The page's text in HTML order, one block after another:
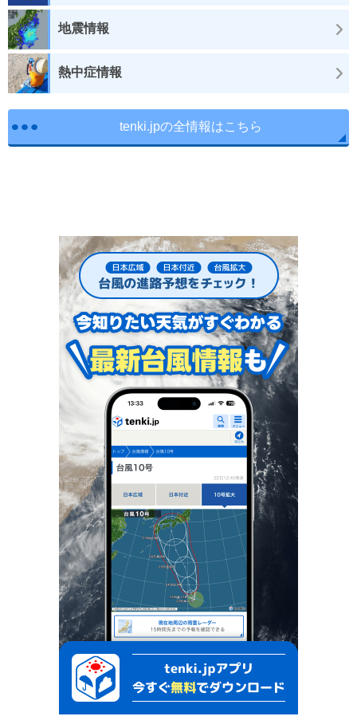
地震情報
熱中症情報
tenki.jpの全情報はこちら